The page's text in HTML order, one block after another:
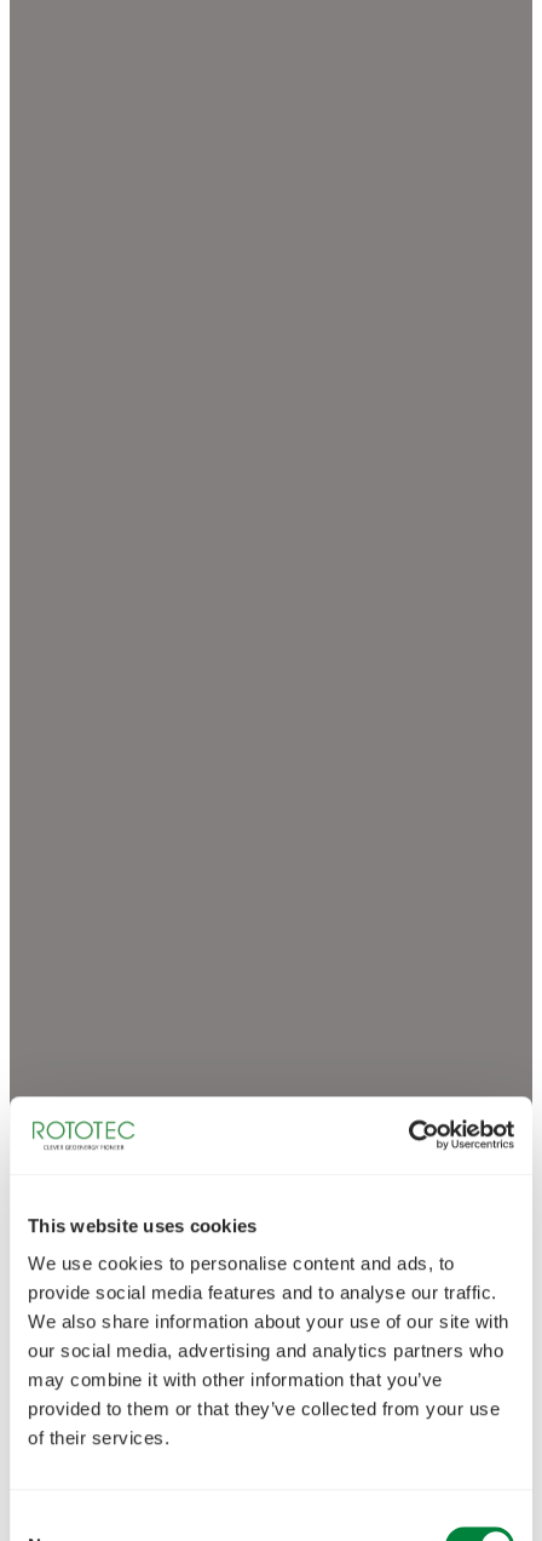
This website uses cookies
We use cookies to personalise content and ads, to
provide social media features and to analyse our traffic.
We also share information about your use of our site with
our social media, advertising and analytics partners who
may combine it with other information that you’ve
provided to them or that they’ve collected from your use
of their services.